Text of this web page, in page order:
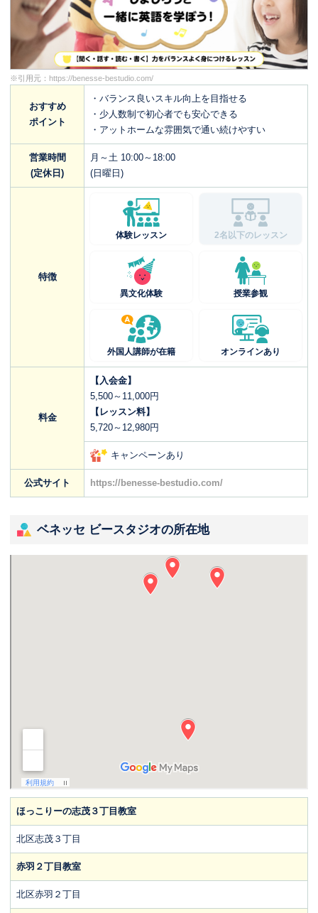
※引用元： https://benesse-bestudio.com/
おすすめ
ポイント
・バランス良いスキル向上を目指せる
・少人数制で初心者でも安心できる
・アットホームな雰囲気で通い続けやすい
営業時間
(定休日)
月～土 10:00～18:00
(日曜日)
特徴
体験レッスン 2名以下のレッスン
異文化体験 授業参観
外国人講師が在籍 オンラインあり
料金
【入会金】
5,500～11,000円
【レッスン料】
5,720～12,980円
キャンペーンあり
公式サイト https://benesse-bestudio.com/
ベネッセ ビースタジオの所在地
ほっこりーの志茂３丁目教室
北区志茂３丁目
赤羽２丁目教室
北区赤羽２丁目